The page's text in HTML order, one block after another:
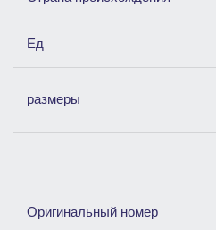
Ед
размеры
Оригинальный номер